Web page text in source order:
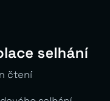
selhání
čtení